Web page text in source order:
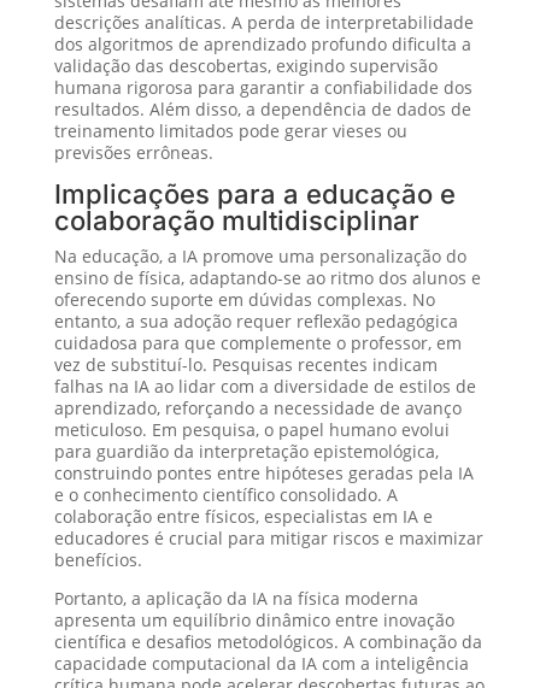
descrições analíticas. A perda de interpretabilidade
dos algoritmos de aprendizado profundo dificulta a
validação das descobertas, exigindo supervisão
humana rigorosa para garantir a confiabilidade dos
resultados. Além disso, a dependência de dados de
treinamento limitados pode gerar vieses ou
previsões errôneas.
Implicações para a educação e
colaboração multidisciplinar
Na educação, a IA promove uma personalização do
ensino de física, adaptando-se ao ritmo dos alunos e
oferecendo suporte em dúvidas complexas. No
entanto, a sua adoção requer reflexão pedagógica
cuidadosa para que complemente o professor, em
vez de substituí-lo. Pesquisas recentes indicam
falhas na IA ao lidar com a diversidade de estilos de
aprendizado, reforçando a necessidade de avanço
meticuloso. Em pesquisa, o papel humano evolui
para guardião da interpretação epistemológica,
construindo pontes entre hipóteses geradas pela IA
e o conhecimento científico consolidado. A
colaboração entre físicos, especialistas em IA e
educadores é crucial para mitigar riscos e maximizar
benefícios.
Portanto, a aplicação da IA na física moderna
apresenta um equilíbrio dinâmico entre inovação
científica e desafios metodológicos. A combinação da
capacidade computacional da IA com a inteligência